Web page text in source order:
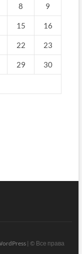
8 9
15 16
22 23
29 30
| © Все права